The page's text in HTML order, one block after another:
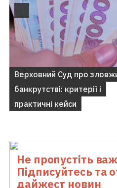
Верховний Суд про
банкрутстві: критерії і
практичні кейси
Не пропустіть
Підписуйтесь та
дайжест новин